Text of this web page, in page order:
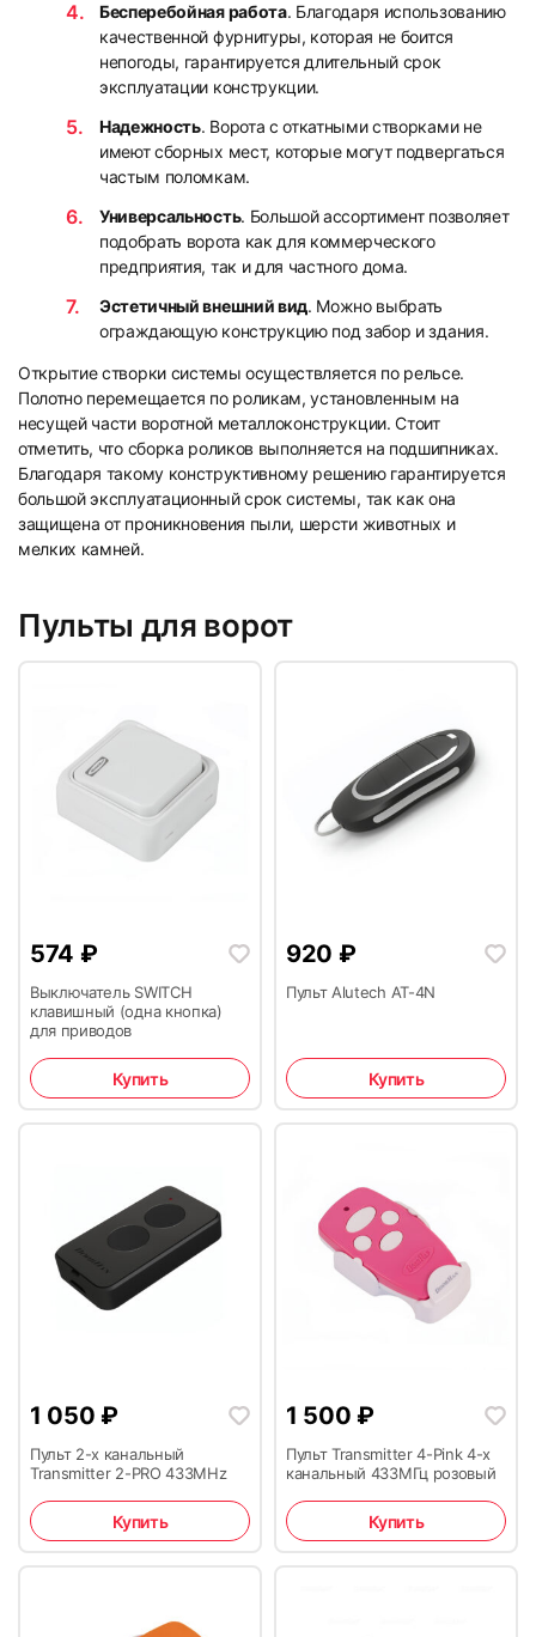
Бесперебойная работа. Благодаря использованию
качественной фурнитуры, которая не боится
непогоды, гарантируется длительный срок
эксплуатации конструкции.
Надежность. Ворота с откатными створками не
имеют сборных мест, которые могут подвергаться
частым поломкам.
Универсальность. Большой ассортимент позволяет
подобрать ворота как для коммерческого
предприятия, так и для частного дома.
Эстетичный внешний вид. Можно выбрать
ограждающую конструкцию под забор и здания.
Открытие створки системы осуществляется по рельсе.
Полотно перемещается по роликам, установленным на
несущей части воротной металлоконструкции. Стоит
отметить, что сборка роликов выполняется на подшипниках.
Благодаря такому конструктивному решению гарантируется
большой эксплуатационный срок системы, так как она
защищена от проникновения пыли, шерсти животных и
мелких камней.
Пульты для ворот
574 ₽
Выключатель SWITCH
клавишный (одна кнопка)
для приводов
Купить
920 ₽
Пульт Alutech AT-4N
Купить
1 050 ₽
Пульт 2-х канальный
Transmitter 2-PRO 433MHz
Купить
1 500 ₽
Пульт Transmitter 4-Pink 4-х
канальный 433МГц розовый
Купить